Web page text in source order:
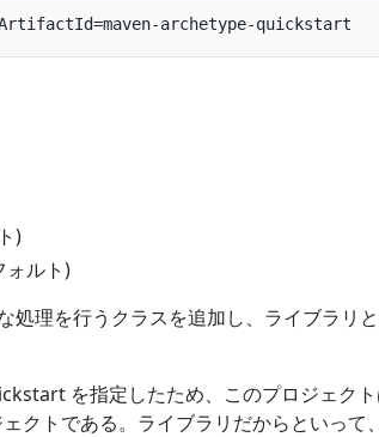
)
ルト)
処理を行うクラスを追加し、ライブラリ
を指定したため、このプロジェク
クトである。ライブラリだからといって